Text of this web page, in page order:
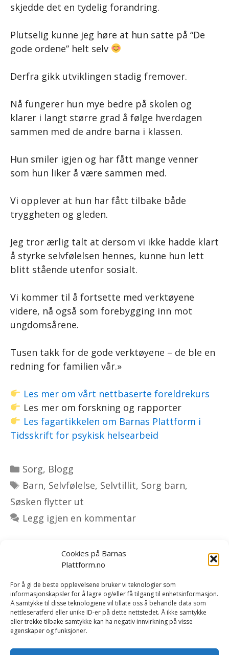
Cookies på Barnas
Plattform.no
For å gi de beste opplevelsene bruker vi teknologier som
informasjonskapsler for å lagre og/eller få tilgang til enhetsinformasjon.
Å samtykke til disse teknologiene vil tillate oss å behandle data som
nettleseratferd eller unike ID-er på dette nettstedet. Å ikke samtykke
eller trekke tilbake samtykke kan ha negativ innvirkning på visse
egenskaper og funksjoner.
skjedde det en tydelig forandring.
Plutselig kunne jeg høre at hun satte på “De
gode ordene” helt selv
Derfra gikk utviklingen stadig fremover.
Nå fungerer hun mye bedre på skolen og
klarer i langt større grad å følge hverdagen
sammen med de andre barna i klassen.
Hun smiler igjen og har fått mange venner
som hun liker å være sammen med.
Vi opplever at hun har fått tilbake både
tryggheten og gleden.
Jeg tror ærlig talt at dersom vi ikke hadde klart
å styrke selvfølelsen hennes, kunne hun lett
blitt stående utenfor sosialt.
Vi kommer til å fortsette med verktøyene
videre, nå også som forebygging inn mot
ungdomsårene.
Tusen takk for de gode verktøyene – de ble en
redning for familien vår.»
Les mer om vårt nettbaserte foreldrekurs
Les mer om forskning og rapporter
Les fagartikkelen om Barnas Plattform i
Tidsskrift for psykisk helsearbeid
Kategorier
Sorg, Blogg
Stikkord
Barn, Selvfølelse, Selvtillit, Sorg barn,
Søsken flytter ut
Legg igjen en kommentar
Tilbakemeldinger| Rapport/forskning|Kontakt oss
Vi er opptatt av å håndtere dine personopplysninger på
vårpersonvernerklæring.